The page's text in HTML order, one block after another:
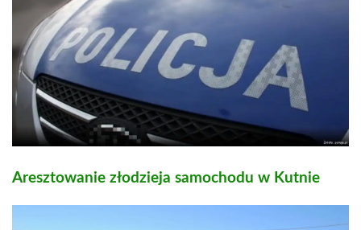
Aresztowanie złodzieja samochodu w Kutnie